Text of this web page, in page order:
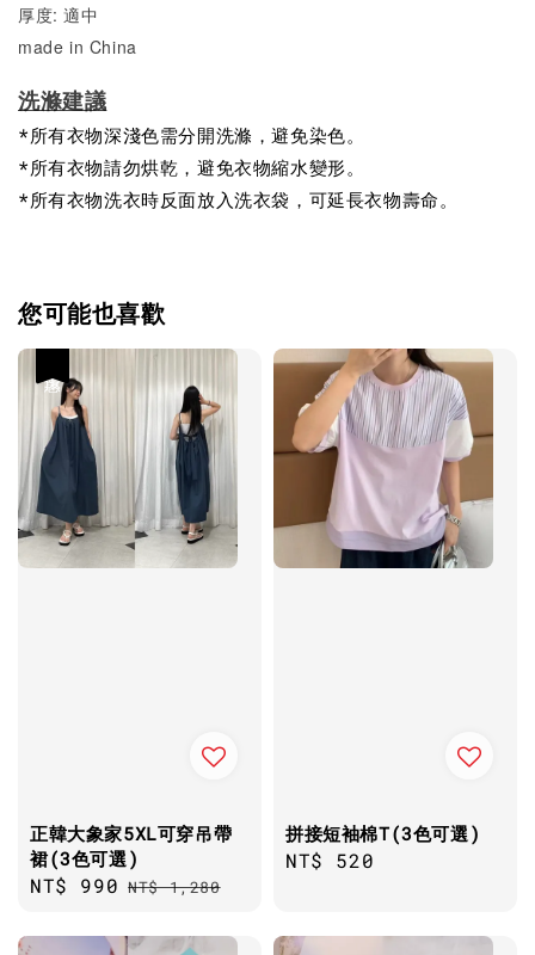
厚度: 適中
made in China
洗滌建議
*所有衣物深淺色需分開洗滌，避免染色。
*所有衣物請勿烘乾，避免衣物縮水變形。
*所有衣物洗衣時反面放入洗衣袋，可延長衣物壽命。
您可能也喜歡
正韓大象家5XL可穿吊帶
裙(3色可選)
Sale
NT$ 990 Regular
NT$ 1,280
拼接短袖棉T(3色可選)
Regular
NT$ 520